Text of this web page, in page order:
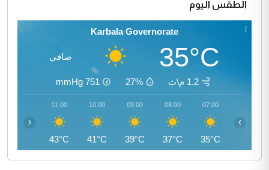
الطقس اليوم
Karbala Governorate
35°C صافي
1.2 م\ث 27%
751
mmHg
07:00
35°C
08:00
37°C
09:00
39°C
10:00
41°C
11:00
43°C
‹ ›